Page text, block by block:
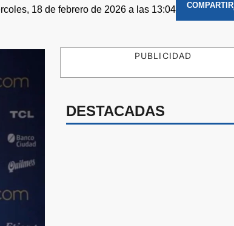
18 de febrero de 2026 a las 13:04 COMPARTIR
PUBLICIDAD
DESTACADAS